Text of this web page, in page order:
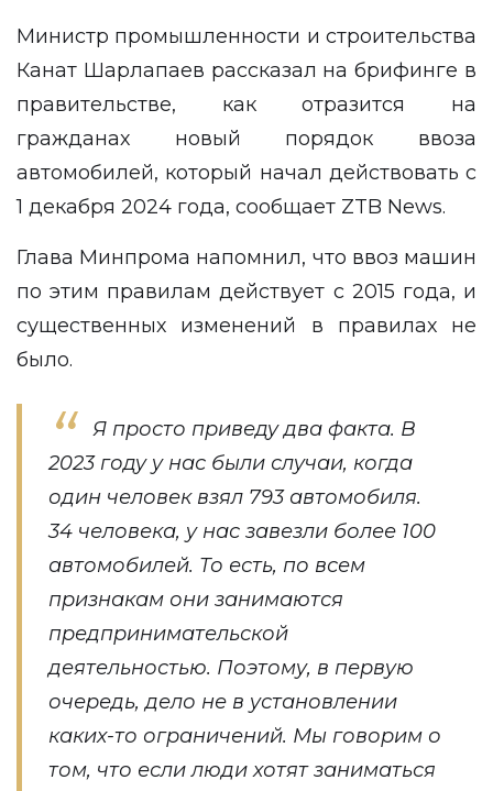
Министр промышленности и строительства
Канат Шарлапаев рассказал на брифинге в
правительстве, как отразится на
гражданах новый порядок ввоза
автомобилей, который начал действовать с
1 декабря 2024 года, сообщает ZTB News.
Глава Минпрома напомнил, что ввоз машин
по этим правилам действует с 2015 года, и
существенных изменений в правилах не
было.
Я просто приведу два факта. В
2023 году у нас были случаи, когда
один человек взял 793 автомобиля.
34 человека, у нас завезли более 100
автомобилей. То есть, по всем
признакам они занимаются
предпринимательской
деятельностью. Поэтому, в первую
очередь, дело не в установлении
каких-то ограничений. Мы говорим о
том, что если люди хотят заниматься